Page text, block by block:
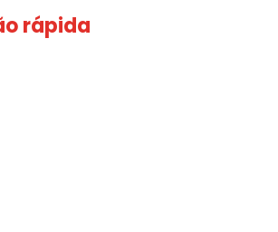
rápida